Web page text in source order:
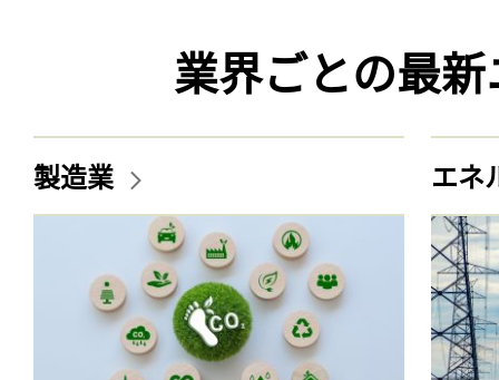
業界ごとの最
製造業 エネ